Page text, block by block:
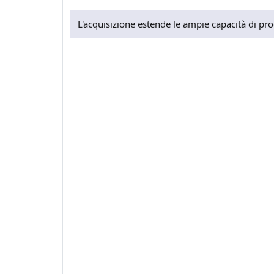
L'acquisizione estende le ampie capacità di